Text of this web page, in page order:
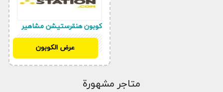
كوبون هنقرستيشن مشاهير
عرض الكوبون
متاجر مشهورة